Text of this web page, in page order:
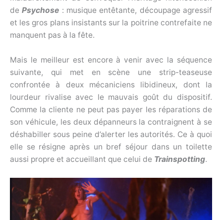
dePsychose : musique entêtante, découpage agressif
et les gros plans insistants sur la poitrine contrefaite ne
manquent pas à la fête.
Mais le meilleur est encore à venir avec la séquence
suivante, qui met en scène une strip-teaseuse
confrontée à deux mécaniciens libidineux, dont la
lourdeur rivalise avec le mauvais goût du dispositif.
Comme la cliente ne peut pas payer les réparations de
son véhicule, les deux dépanneurs la contraignent à se
déshabiller sous peine d’alerter les autorités. Ce à quoi
elle se résigne après un bref séjour dans un toilette
aussi propre et accueillant que celui de Trainspotting.